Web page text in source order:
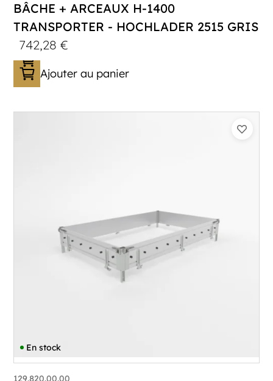
BÂCHE + ARCEAUX H-1400
TRANSPORTER - HOCHLADER 2515 GRIS
742,28€
Ajouter au panier
En stock
129.820.00.00